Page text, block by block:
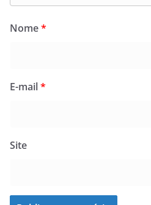
Nome*
E-mail*
Site